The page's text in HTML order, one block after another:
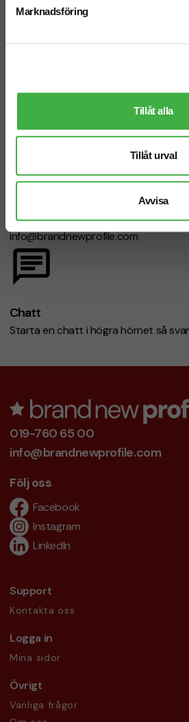
Marknadsföring
Tillåt alla
Tillåt urval
Avvisa
Vi hjälper dig gärna!
Mån-fre 08.30 - 17.00
Mejl
info@brandnewprofile.com
Chatt
Starta en chatt i högra hörnet så
019-760 65 00
info@brandnewprofile.com
Följ oss
Facebook
Instagram
LinkedIn
Support
Kontakta oss
Logga in
Mina sidor
Övrigt
Vanliga frågor